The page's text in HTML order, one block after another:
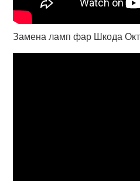
Замена ламп фар Шкода